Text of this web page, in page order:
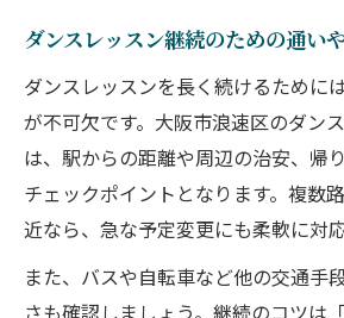
ダンスレッスン継続のための通い
ダンスレッスンを長く続けるために
が不可欠です。大阪市浪速区のダン
は、駅からの距離や周辺の治安、帰
チェックポイントとなります。複数
近なら、急な予定変更にも柔軟に対応
また、バスや自転車など他の交通手